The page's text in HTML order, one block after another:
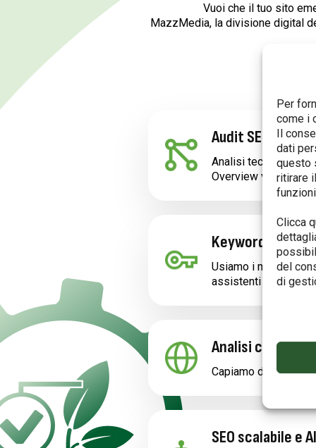
Per
come i
Il
dati
questo
ritirare
Clicca
del
di
Vuoi che il tuo sito
MazzMedia, la divisione digital
Audit SEO e AI
Analisi tecnica del
Overview vedono e
Keyword
Usiamo i migliori
assistenti AI.
Analisi
Capiamo dove
SEO scalabile e